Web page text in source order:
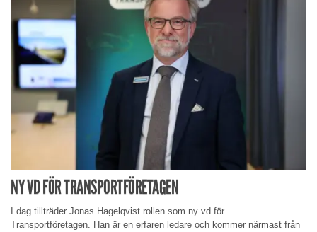
NY VD FÖR TRANSPORTFÖRETAGEN
I dag tillträder Jonas Hagelqvist rollen som ny vd för
Transportföretagen. Han är en erfaren ledare och kommer närmast från